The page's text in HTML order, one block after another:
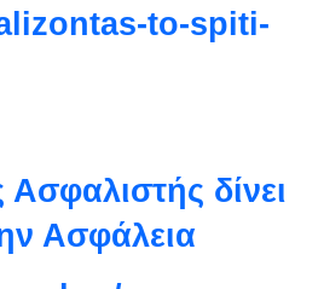
to-spiti-
δίνει
Ασφάλεια